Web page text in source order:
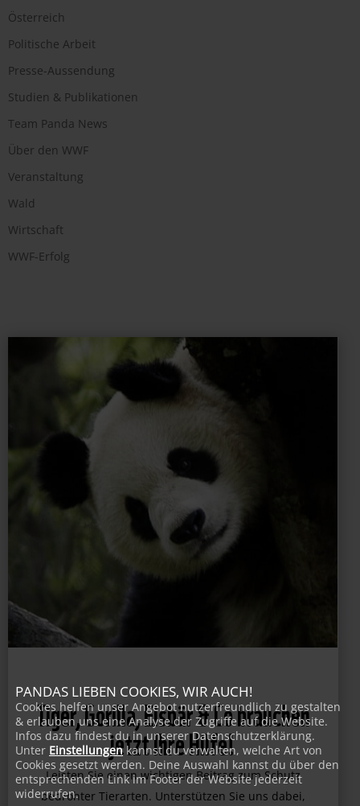
Österreich
Politische Arbeit
Presse-Aussendung
Studien & Publikationen
Team Panda News
Über den WWF
Veranstaltung
Wald
Wirtschaft
WWF-Erfolg
Tiger, Gorilla, Eisbär & Co brauchen
jetzt Ihre Hilfe!
Leisten Sie einen wichtigen Beitrag zum Schutz
bedrohter Tierarten. Unterstützen Sie uns dabei,
PANDAS LIEBEN COOKIES, WIR AUCH!
Cookies helfen unser Angebot nutzerfreundlich zu gestalten
& erlauben uns eine Analyse der Zugriffe auf die Website.
Infos dazu findest du in unserer Datenschutzerklärung.
Unter Einstellungen kannst du verwalten, welche Art von
Cookies gesetzt werden. Deine Auswahl kannst du über den
entsprechenden Link im Footer der Website jederzeit
widerrufen.